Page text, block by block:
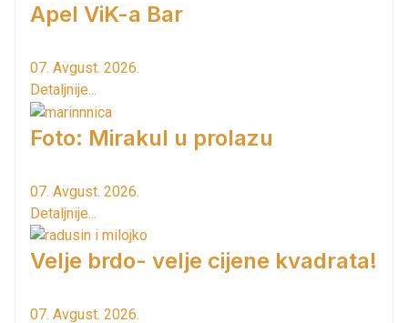
Apel ViK-a Bar
07. Avgust. 2026.
Detaljnije...
Foto: Mirakul u prolazu
07. Avgust. 2026.
Detaljnije...
Velje brdo- velje cijene kvadrata!
07. Avgust. 2026.